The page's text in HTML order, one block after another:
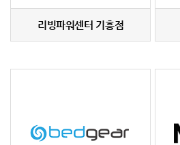
리빙파워센터 기흥점